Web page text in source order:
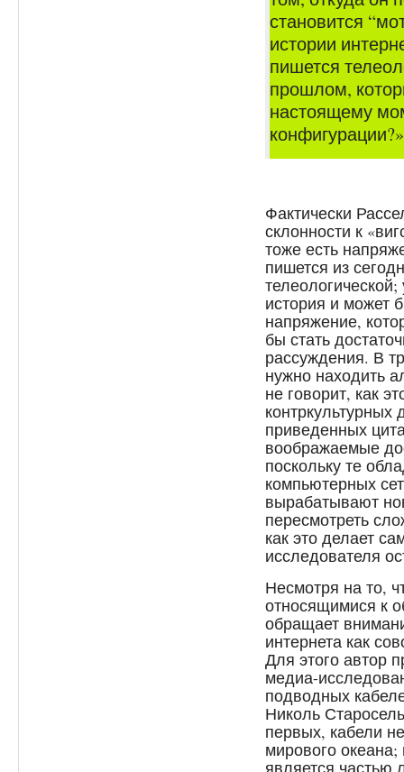
становится
истории
пишется
прошлом,
настоящему
Фактически
склонности к
тоже есть
пишется из
история и может
напряжение,
бы стать
рассуждения. В
нужно находить
не говорит, как
приведенных
воображаемые
поскольку те
компьютерных
вырабатывают
пересмотреть
как это делает
исследователя
Несмотря на то,
относящимися к
обращает
интернета как
Для этого автор
медиа-
подводных
Николь
первых, кабели
мирового
является частью